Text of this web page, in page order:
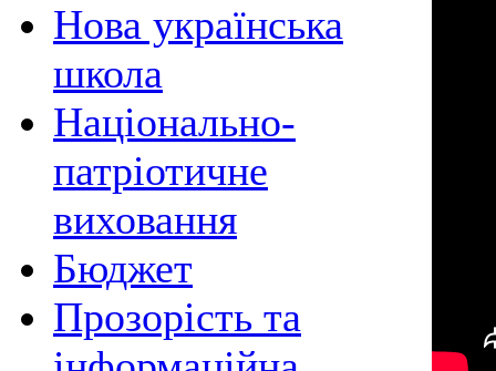
Нова українська
школа
Національно-
патріотичне
виховання
Бюджет
Прозорість та